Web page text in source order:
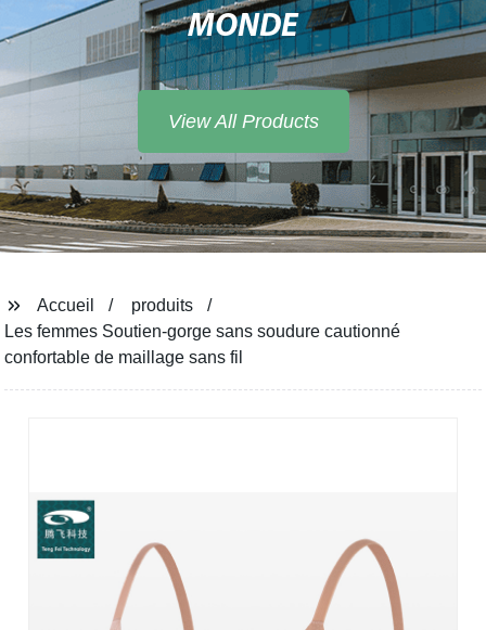
MONDE
View All Products
Accueil
produits
Les femmes Soutien-gorge sans soudure cautionné
confortable de maillage sans fil